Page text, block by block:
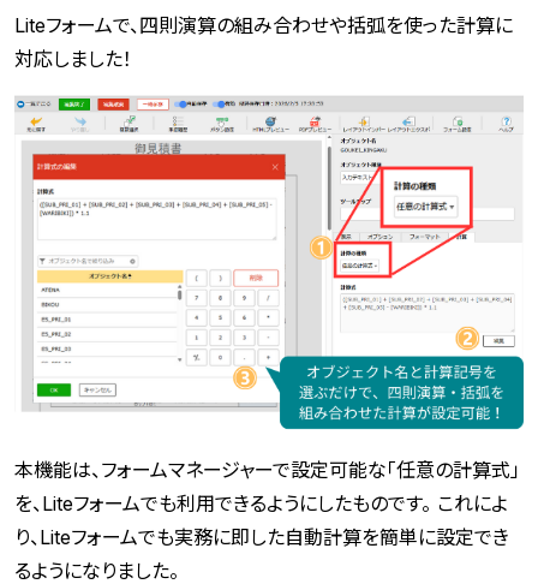
Liteフォームで、四則演算の組み合わせや括弧を使った計算に
対応しました！
本機能は、フォームマネージャーで設定可能な「任意の計算式」
を、Liteフォームでも利用できるようにしたものです。 これによ
り、Liteフォームでも実務に即した自動計算を簡単に設定でき
るようになりました。